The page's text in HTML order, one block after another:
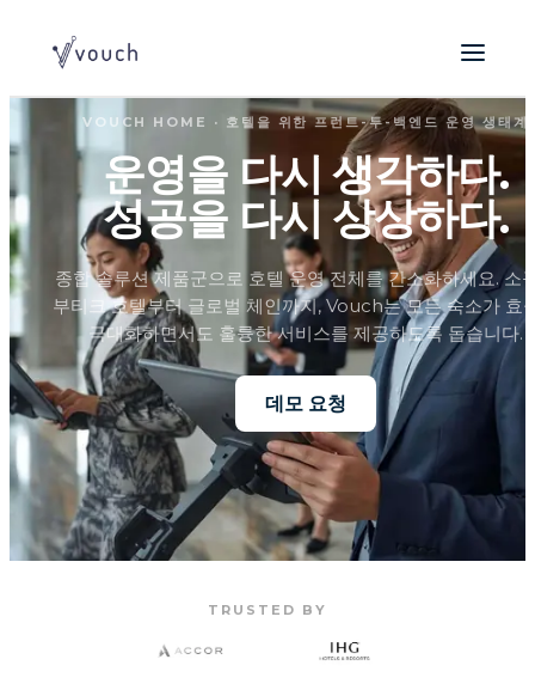
VOUCH HOME · 호텔을 위한 프런트-투-백엔드 운영 생태계
운영을 다시 생각하다.
성공을 다시 상상하다.
종합 솔루션 제품군으로 호텔 운영 전체를 간소화하세요. 소
부티크 호텔부터 글로벌 체인까지, Vouch는 모든 숙소가 효
극대화하면서도 훌륭한 서비스를 제공하도록 돕습니다.
데모 요청
TRUSTED BY